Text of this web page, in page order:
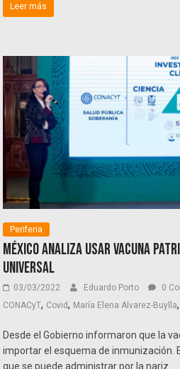
Leer más
Periferia
México analiza usar vacuna
universal
03/03/2022 Eduardo Porto 0
CONACyT, Covid, María Elena Alvarez-Buylla,
Desde el Gobierno informaron que la
importar el esquema de inmunización.
que se puede administrar por la nariz.